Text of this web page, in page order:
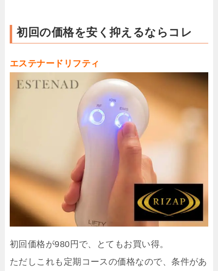
初回の価格を安く抑えるならコレ
エステナードリフティ
初回価格が980円で、とてもお買い得。
ただしこれも定期コースの価格なので、条件があ